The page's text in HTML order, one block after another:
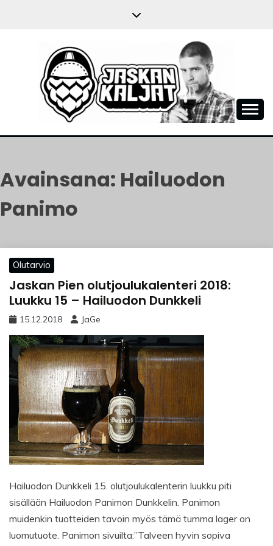
JASKANKALJAT
Avainsana: Hailuodon
Panimo
Olutarvio
Jaskan Pien olutjoulukalenteri 2018:
Luukku 15 – Hailuodon Dunkkeli
15.12.2018 JaGe
Hailuodon Dunkkeli 15. olutjoulukalenterin luukku piti
sisällään Hailuodon Panimon Dunkkelin. Panimon
muidenkin tuotteiden tavoin myös tämä tumma lager on
luomutuote. Panimon sivuilta:”Talveen hyvin sopiva